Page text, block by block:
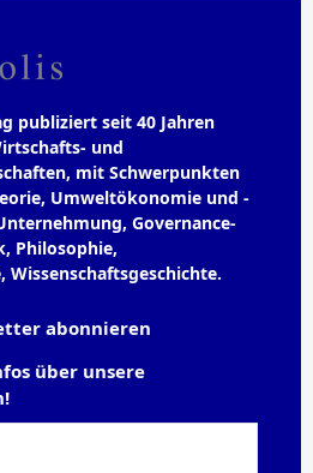
publiziert seit 40 Jahren
und
mit Schwerpunkten
Umweltökonomie und -
Governance-
Philosophie,
Wissenschaftsgeschichte.
abonnieren
über unsere